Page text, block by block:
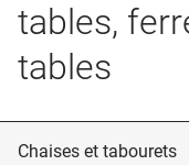
tables,
tables
Chaises et tabourets